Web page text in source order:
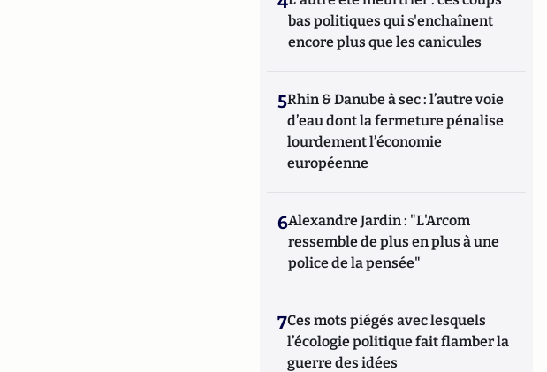
bas politiques qui s'enchaînent
encore plus que les canicules
5Rhin & Danube à sec : l’autre voie
d’eau dont la fermeture pénalise
lourdement l’économie
européenne
6Alexandre Jardin : "L'Arcom
ressemble de plus en plus à une
police de la pensée"
7Ces mots piégés avec lesquels
l’écologie politique fait flamber la
guerre des idées